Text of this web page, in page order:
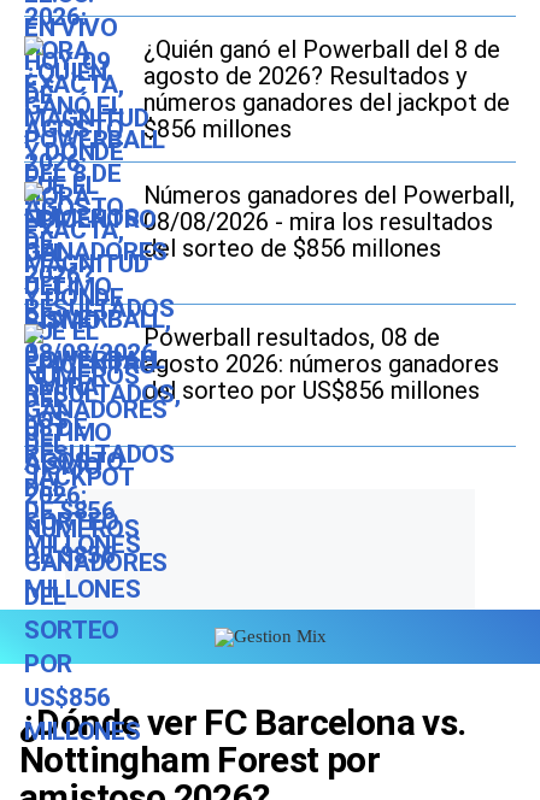
¿Quién ganó el Powerball del 8 de
agosto de 2026? Resultados y
números ganadores del jackpot de
$856 millones
Números ganadores del Powerball,
08/08/2026 - mira los resultados
del sorteo de $856 millones
Powerball resultados, 08 de
agosto 2026: números ganadores
del sorteo por US$856 millones